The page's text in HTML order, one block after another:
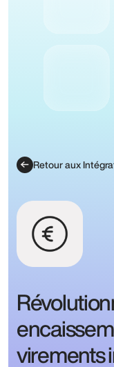
Retour aux
virements